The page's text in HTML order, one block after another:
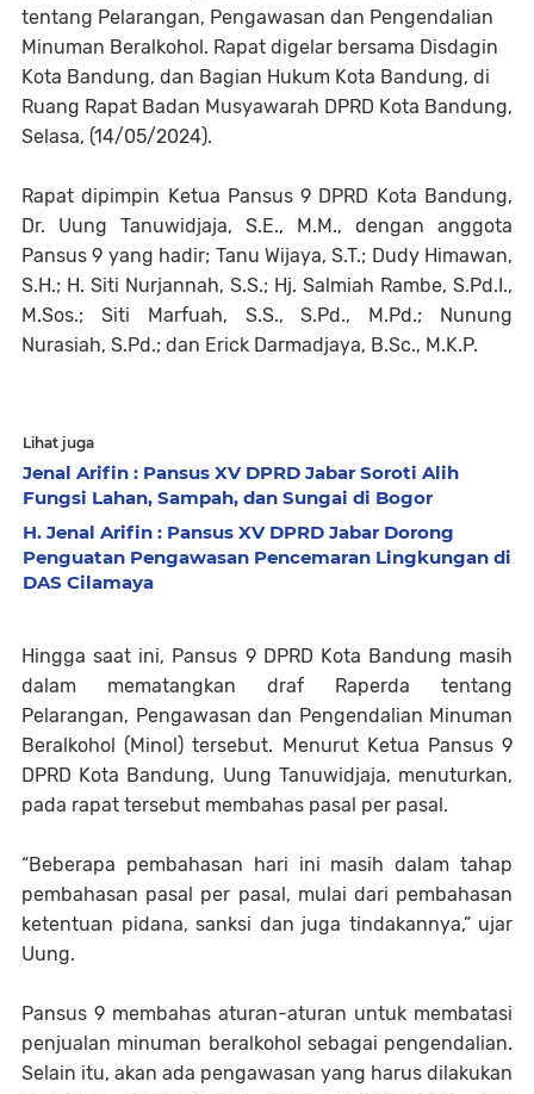
tentang Pelarangan, Pengawasan dan Pengendalian
Minuman Beralkohol. Rapat digelar bersama Disdagin
Kota Bandung, dan Bagian Hukum Kota Bandung, di
Ruang Rapat Badan Musyawarah DPRD Kota Bandung,
Selasa, (14/05/2024).
Rapat dipimpin Ketua Pansus 9 DPRD Kota Bandung,
Dr. Uung Tanuwidjaja, S.E., M.M., dengan anggota
Pansus 9 yang hadir; Tanu Wijaya, S.T.; Dudy Himawan,
S.H.; H. Siti Nurjannah, S.S.; Hj. Salmiah Rambe, S.Pd.I.,
M.Sos.; Siti Marfuah, S.S., S.Pd., M.Pd.; Nunung
Nurasiah, S.Pd.; dan Erick Darmadjaya, B.Sc., M.K.P.
Lihat juga
Jenal Arifin : Pansus XV DPRD Jabar Soroti Alih
Fungsi Lahan, Sampah, dan Sungai di Bogor
H. Jenal Arifin : Pansus XV DPRD Jabar Dorong
Penguatan Pengawasan Pencemaran Lingkungan di
DAS Cilamaya
Hingga saat ini, Pansus 9 DPRD Kota Bandung masih
dalam mematangkan draf Raperda tentang
Pelarangan, Pengawasan dan Pengendalian Minuman
Beralkohol (Minol) tersebut. Menurut Ketua Pansus 9
DPRD Kota Bandung, Uung Tanuwidjaja, menuturkan,
pada rapat tersebut membahas pasal per pasal.
“Beberapa pembahasan hari ini masih dalam tahap
pembahasan pasal per pasal, mulai dari pembahasan
ketentuan pidana, sanksi dan juga tindakannya,” ujar
Uung.
Pansus 9 membahas aturan-aturan untuk membatasi
penjualan minuman beralkohol sebagai pengendalian.
Selain itu, akan ada pengawasan yang harus dilakukan